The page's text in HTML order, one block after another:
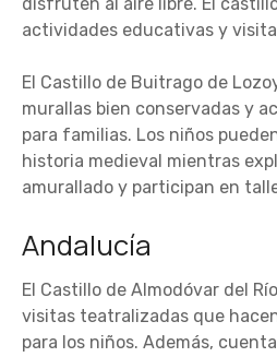
disfruten al aire libre. El
actividades educativas y
El Castillo de Buitrago de
murallas bien conservadas y
para familias. Los niños
historia medieval mientras
amurallado y participan en
Andalucía
El Castillo de Almodóvar del
visitas teatralizadas que
para los niños. Además,